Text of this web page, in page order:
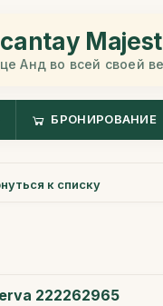
Анд во всей своей
БРОНИРОВАНИЕ
к списку
222262965